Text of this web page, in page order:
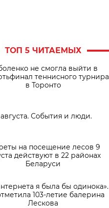
ТОП 5 ЧИТАЕМЫХ
не смогла выйти в
теннисного турнира
в Торонто
События и люди.
на посещение лесов 9
действуют в 22 районах
Беларуси
я была бы одинока».
103-летие балерина
Лескова